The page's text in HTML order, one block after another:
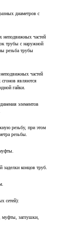
диаметров с
неподвижных частей
трубы с наружной
резьба трубы
частей
сгонов являются
гайки.
элементов
резьбу, при этом
резьбы.
заделки концов труб.
сетей):
муфты, заглушки,